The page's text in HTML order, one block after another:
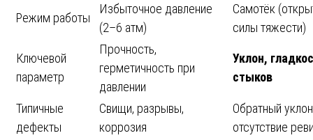
Режим работы
Избыточное давление
(2–6 атм)
Самотёк
силы тяжести)
Ключевой
параметр
Прочность,
герметичность при
давлении
Уклон,
стыков
Типичные
дефекты
Свищи, разрывы,
коррозия
Обратный
отсутствие